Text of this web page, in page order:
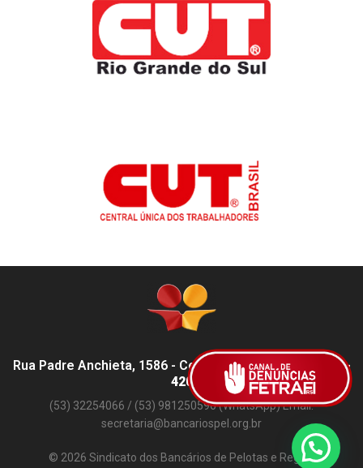
Rua Padre Anchieta, 1586 - Centro, Pelotas - RS,
96015-
420
(53) 32254066 / (53) 981250596 (WhatsApp) Email:
secretaria@bancariospel.org.br
© 2026 Sindicato dos Bancários de Pelotas e Região